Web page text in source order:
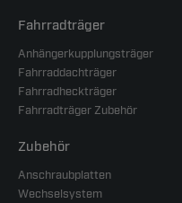
Fahrradträger
Anhängerkupplungsträger
Fahrraddachträger
Fahrradheckträger
Fahrradträger Zubehör
Zubehör
Anschraubplatten
Wechselsystem